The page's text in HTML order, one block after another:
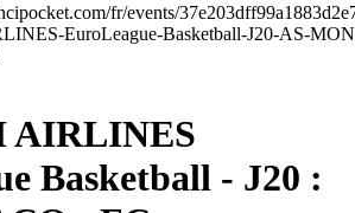
AIRLINES
Basketball - J20 :